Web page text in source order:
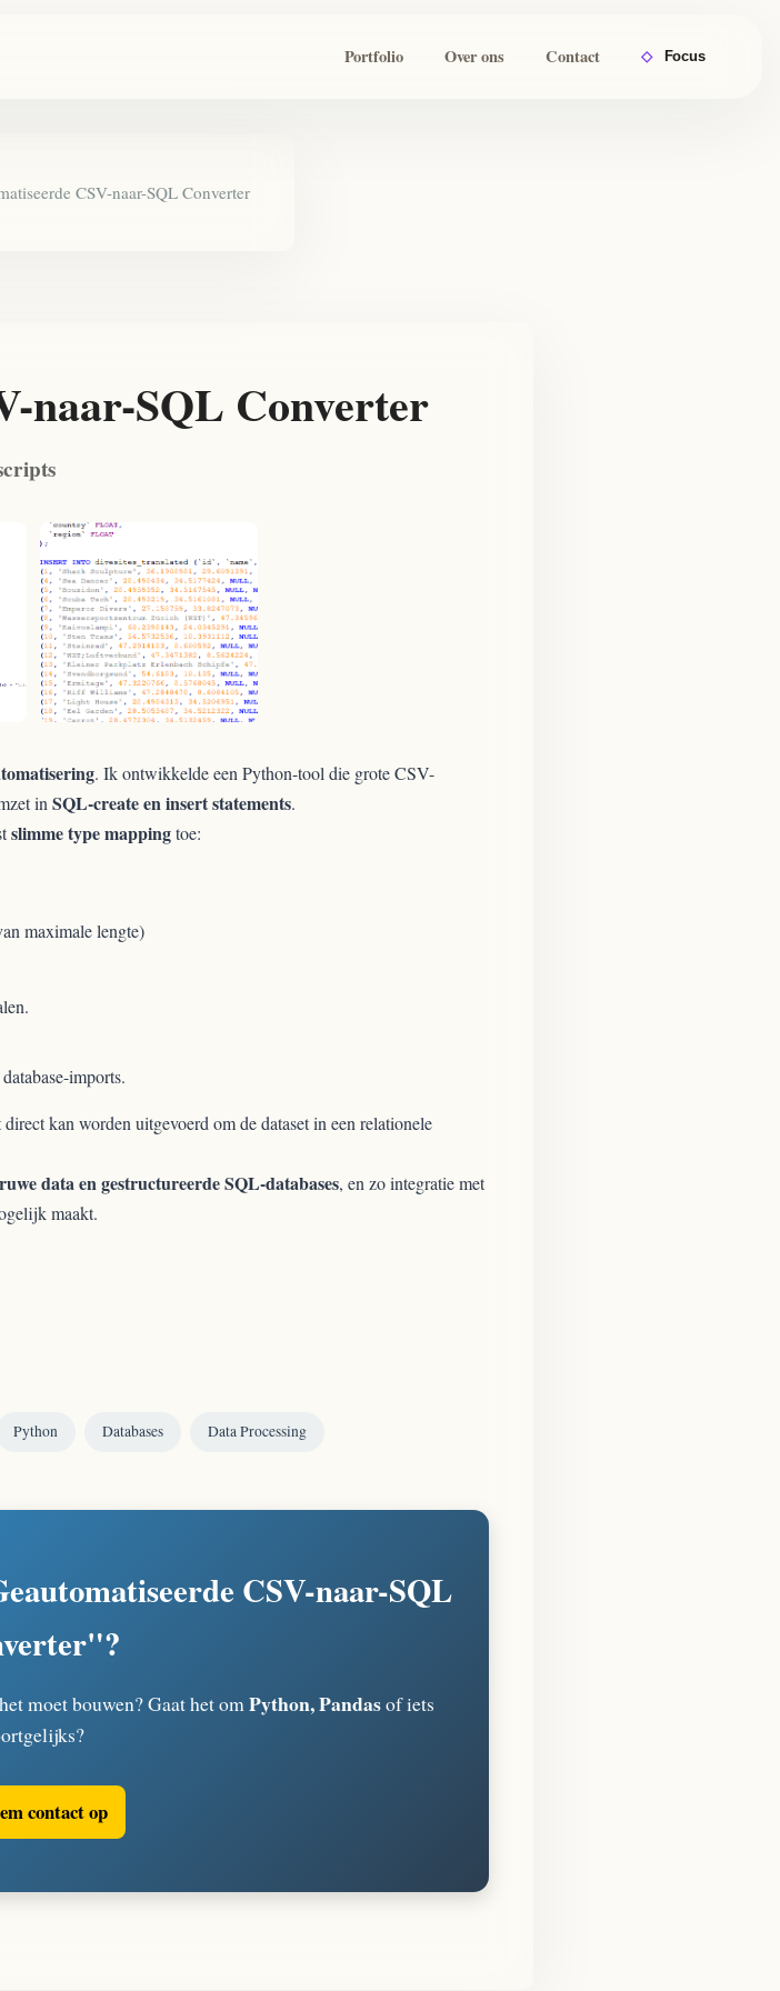
Portfolio Over ons Contact ◇ Focus
CSV-naar-SQL Converter
naar-SQL Converter
. Ik ontwikkelde een Python-tool die grote CSV-
in SQL-create en insert statements.
slimme type mappingtoe:
maximale lengte)
imports.
direct kan worden uitgevoerd om de dataset in een relationele
data en gestructureerde SQL-databases, en zo integratie met
maakt.
Python Databases Data Processing
CSV-naar-SQL
moet bouwen? Gaat het omPython, Pandasof iets
contact op